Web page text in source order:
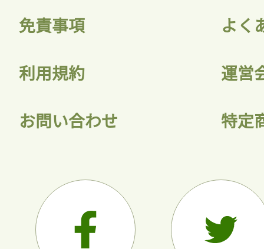
免責事項 よく
利用規約 運営
お問い合わせ 特定